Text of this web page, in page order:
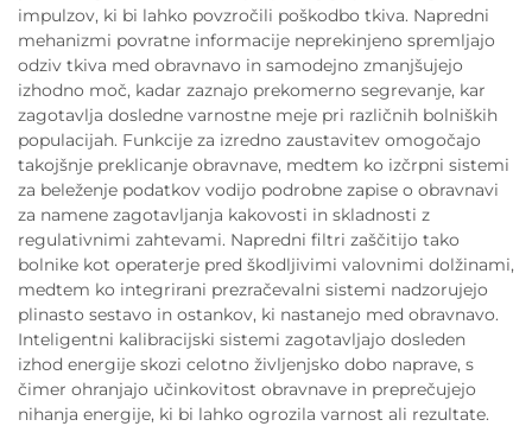
impulzov, ki bi lahko povzročili poškodbo tkiva. Napredni
mehanizmi povratne informacije neprekinjeno spremljajo
odziv tkiva med obravnavo in samodejno zmanjšujejo
izhodno moč, kadar zaznajo prekomerno segrevanje, kar
zagotavlja dosledne varnostne meje pri različnih bolniških
populacijah. Funkcije za izredno zaustavitev omogočajo
takojšnje preklicanje obravnave, medtem ko izčrpni sistemi
za beleženje podatkov vodijo podrobne zapise o obravnavi
za namene zagotavljanja kakovosti in skladnosti z
regulativnimi zahtevami. Napredni filtri zaščitijo tako
bolnike kot operaterje pred škodljivimi valovnimi dolžinami,
medtem ko integrirani prezračevalni sistemi nadzorujejo
plinasto sestavo in ostankov, ki nastanejo med obravnavo.
Inteligentni kalibracijski sistemi zagotavljajo dosleden
izhod energije skozi celotno življenjsko dobo naprave, s
čimer ohranjajo učinkovitost obravnave in preprečujejo
nihanja energije, ki bi lahko ogrozila varnost ali rezultate.